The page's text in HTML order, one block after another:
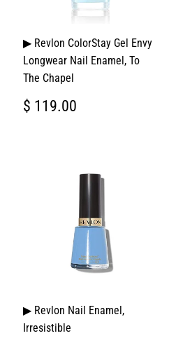
▶ Revlon ColorStay Gel Envy
Longwear Nail Enamel, To
The Chapel
PRECIO
HABITUAL
$ 119.00
▶ Revlon Nail Enamel,
Irresistible